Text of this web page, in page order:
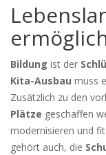
Bildung ist der
Kita-Ausbau muss
Zusätzlich zu den
Plätze geschaffen
modernisieren und
gehört auch, die